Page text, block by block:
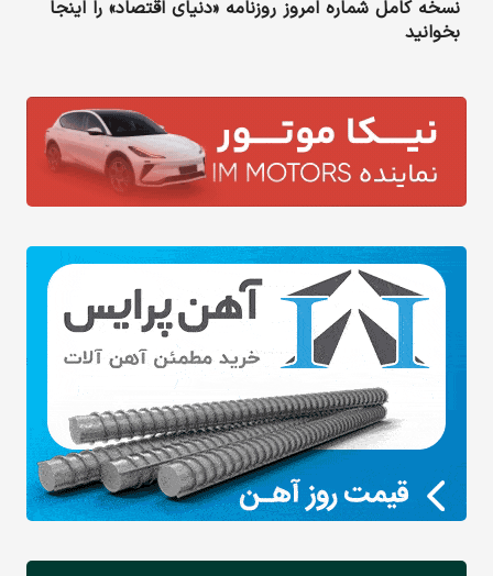
نسخه کامل شماره امروز روزنامه «دنیای‌ اقتصاد» را اینجا
بخوانید